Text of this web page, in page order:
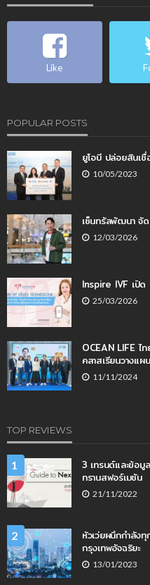
Like
POPULAR POSTS
ยูโอบี ปล่อยสินเชื่
10/05/2023
เซ็นทรัลพัฒนา จั
12/03/2026
Inspire IVF เปิ
25/03/2026
OCEAN LIFE
คลาสเรียนวางแ
11/11/2024
TOP REVIEWS
1
3 เทรนด์และข้อ
ทรานสฟอร์เมชัน
21/11/2022
2
หัวเว่ยผนึกกำลัง
กรุงเทพอัจฉริยะ
13/01/2023